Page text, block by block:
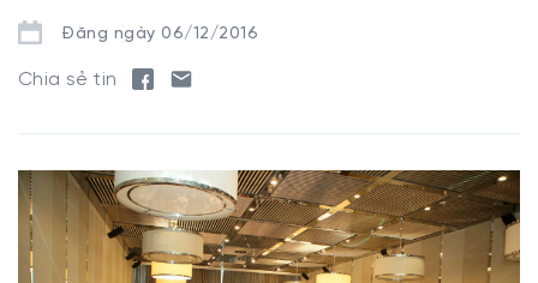
Đăng ngày 06/12/2016
Chia sẻ tin